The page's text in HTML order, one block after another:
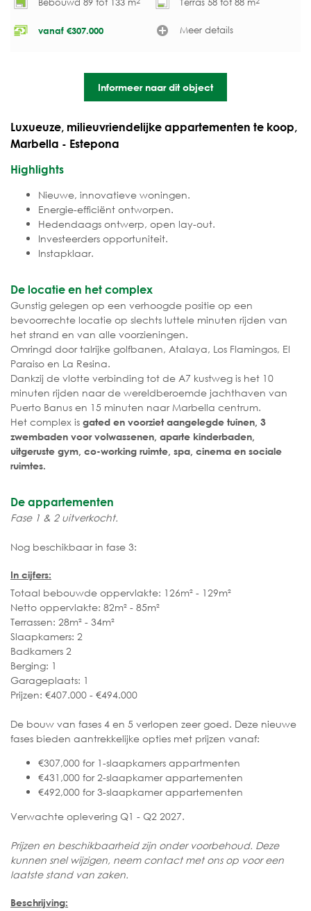
Bebouwd 89 tot 133 m Terras 58 tot 88 m
vanaf €307.000 Meer details
Informeer naar dit object
Luxueuze, milieuvriendelijke appartementen te koop,
Marbella - Estepona
Highlights
Nieuwe, innovatieve woningen.
Energie-efficiënt ontworpen.
Hedendaags ontwerp, open lay-out.
Investeerders opportuniteit.
Instapklaar.
De locatie en het complex
Gunstig gelegen op een verhoogde positie op een
bevoorrechte locatie op slechts luttele minuten rijden van
het strand en van alle voorzieningen.
Omringd door talrijke golfbanen, Atalaya, Los Flamingos, El
Paraiso en La Resina.
Dankzij de vlotte verbinding tot de A7 kustweg is het 10
minuten rijden naar de wereldberoemde jachthaven van
Puerto Banus en 15 minuten naar Marbella centrum.
Het complex is gated en voorziet aangelegde tuinen, 3
zwembaden voor volwassenen, aparte kinderbaden,
uitgeruste gym, co-working ruimte, spa, cinema en sociale
ruimtes.
De appartementen
Fase 1 & 2 uitverkocht.
Nog beschikbaar in fase 3:
In cijfers:
Totaal bebouwde oppervlakte: 126m² - 129m²
Netto oppervlakte: 82m² - 85m²
Terrassen: 28m² - 34m²
Slaapkamers: 2
Badkamers 2
Berging: 1
Garageplaats: 1
Prijzen: €407.000 - €494.000
De bouw van fases 4 en 5 verlopen zeer goed. Deze nieuwe
fases bieden aantrekkelijke opties met prijzen vanaf:
€307,000 for 1-slaapkamers appartmenten
€431,000 for 2-slaapkamer appartementen
€492,000 for 3-slaapkamer appartementen
Verwachte oplevering Q1 - Q2 2027.
Prijzen en beschikbaarheid zijn onder voorbehoud. Deze
kunnen snel wijzigen, neem contact met ons op voor een
laatste stand van zaken.
Beschrijving: